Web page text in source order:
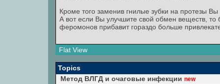
Кроме того заменив гнилые зубки на протезы
А вот если Вы улучшите свой обмен веществ, то
феромонов прибавит гораздо больше
Flat View
Topics
Метод ВЛГД и очаговые инфекции new